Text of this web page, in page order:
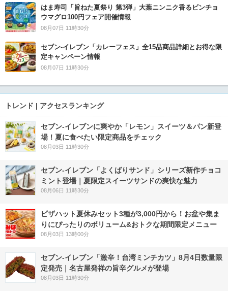
はま寿司「旨ねた夏祭り 第3弾」大葉ニンニク香るビンチョ
ウマグロ100円フェア開催情報
08月07日 11時30分
セブン‐イレブン「カレーフェス」全15品商品詳細とお得な限
定キャンペーン情報
08月07日 11時30分
トレンド | アクセスランキング
セブン‐イレブンに爽やか「レモン」スイーツ＆パン新登
場！夏に食べたい限定商品をチェック
08月03日 11時30分
セブン‐イレブン「よくばりサンド」シリーズ新作チョコ
ミント登場｜夏限定スイーツサンドの爽快な魅力
08月06日 11時30分
ピザハット夏休みセット3種が3,000円から！お盆や集ま
りにぴったりのボリューム&おトクな期間限定メニュー
08月03日 13時00分
セブン-イレブン「激辛！台湾ミンチカツ」8月4日数量限
定発売｜名古屋発祥の旨辛グルメが登場
08月03日 11時30分